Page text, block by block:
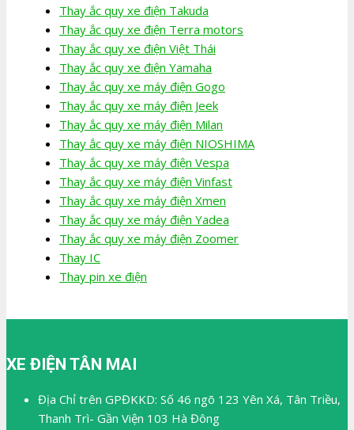
Thay ắc quy xe điện Takuda
Thay ắc quy xe điện Terra motors
Thay ắc quy xe điện Việt Thái
Thay ắc quy xe điện Yamaha
Thay ắc quy xe máy điện Gogo
Thay ắc quy xe máy điện Jeek
Thay ắc quy xe máy điện Milan
Thay ắc quy xe máy điện NIOSHIMA
Thay ắc quy xe máy điện Vespa
Thay ắc quy xe máy điện Vinfast
Thay ắc quy xe máy điện Xmen
Thay ắc quy xe máy điện Yadea
Thay ắc quy xe máy điện Zoomer
Thay IC
Thay pin xe điện
XE ĐIỆN TÂN MAI
Địa Chỉ trên GPĐKKD: Số 46 ngõ 123 Yên Xá, Tân Triều,
Thanh Trì- Gần Viện 103 Hà Đông